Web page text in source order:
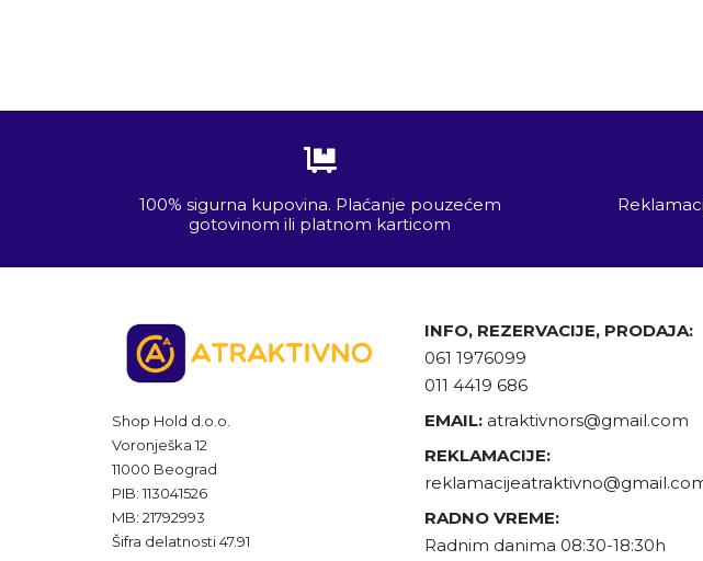
100% sigurna kupovina. Plaćanje pouzećem
gotovinom ili platnom karticom
Shop Hold d.o.o.
Voronješka 12
11000 Beograd
PIB: 113041526
MB: 21792993
Šifra delatnosti 47.91
INFO, REZERVACIJE, PRODAJA:
061 1976099
011 4419 686
EMAIL: atraktivnors@gmail.com
REKLAMACIJE:
RADNO VREME:
Radnim danima 08:30-18:30h